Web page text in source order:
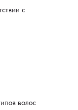
с
волос